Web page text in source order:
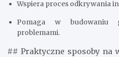
Wspiera proces odkrywania
Pomaga w budowaniu
problemami.
## Praktyczne sposoby na